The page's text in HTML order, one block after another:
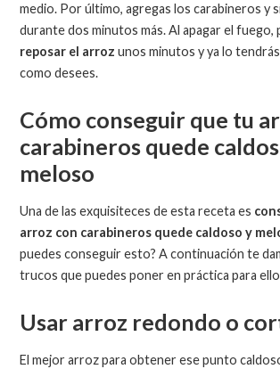
medio. Por último, agregas los carabineros y
durante dos minutos más. Al apagar el fuego,
reposar el arroz unos minutos y ya lo
como desees.
Cómo conseguir que tu
carabineros quede
meloso
Una de las exquisiteces de esta receta es
arroz con carabineros quede caldoso y
puedes conseguir esto? A continuación te
trucos que puedes poner en práctica para
Usar arroz redondo o
El mejor arroz para obtener ese punto